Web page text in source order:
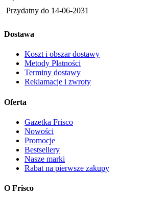
Przydatny do 14-06-2031
Dostawa
Koszt i obszar dostawy
Metody Płatności
Terminy dostawy
Reklamacje i zwroty
Oferta
Gazetka Frisco
Nowości
Promocje
Bestsellery
Nasze marki
Rabat na pierwsze zakupy
O Frisco